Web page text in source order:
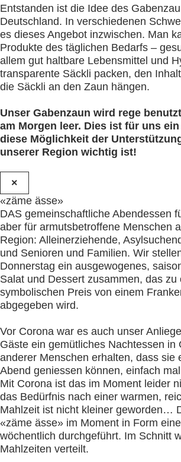
Entstanden ist die Idee des
Deutschland. In verschiedenen
es dieses Angebot inzwischen. Man
Produkte des täglichen Bedarfs –
allem gut haltbare Lebensmittel und
transparente Säckli packen, den
die Säckli an den Zaun hängen.
Unser Gabenzaun wird rege
am Morgen leer. Dies ist für uns
diese Möglichkeit der
unserer Region wichtig ist!
×
«zäme ässe»
DAS gemeinschaftliche Abendessen
aber für armutsbetroffene Menschen
Region: Alleinerziehende,
und Senioren und Familien. Wir
Donnerstag ein ausgewogenes,
Salat und Dessert zusammen, das zu
symbolischen Preis von einem
abgegeben wird.
Vor Corona war es auch unser
Gäste ein gemütliches Nachtessen in
anderer Menschen erhalten, dass sie
Abend geniessen können, einfach
Mit Corona ist das im Moment leider
das Bedürfnis nach einer warmen,
Mahlzeit ist nicht kleiner geworden…
«zäme ässe» im Moment in Form
wöchentlich durchgeführt. Im Schnitt
Mahlzeiten verteilt.